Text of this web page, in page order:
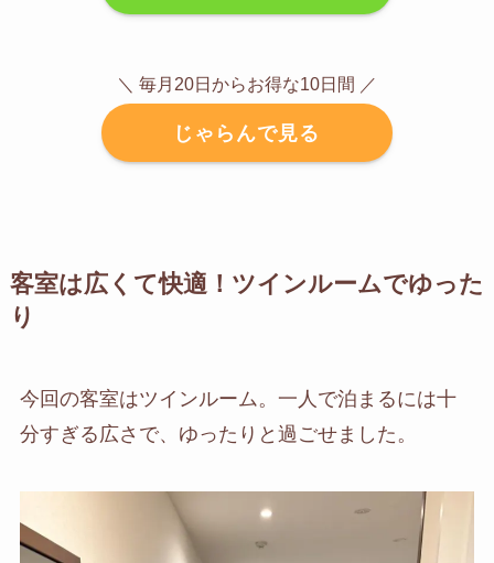
＼ 毎月20日からお得な10日間 ／
じゃらんで見る
客室は広くて快適！ツインルームでゆった
り
今回の客室はツインルーム。一人で泊まるには十
分すぎる広さで、ゆったりと過ごせました。